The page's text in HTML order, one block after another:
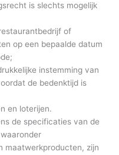
is slechts mogelijk
of
op een bepaalde datum
instemming van
de bedenktijd is
en loterijen.
de specificaties van de
maatwerkproducten, zijn